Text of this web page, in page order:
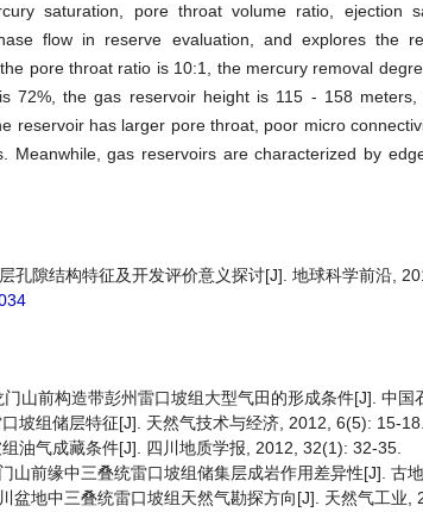
saturation, pore throat volume ratio, ejection
flow in reserve evaluation, and explores the
pore throat ratio is 10:1, the mercury removal
72%, the gas reservoir height is 115 - 158
reservoir has larger pore throat, poor micro
Meanwhile, gas reservoirs are characterized by
孔隙结构特征及开发评价意义探讨[J]. 地球科学前沿,
山前构造带彭州雷口坡组大型气田的形成条件[J]. 中国
坡组储层特征[J]. 天然气技术与经济, 2012, 6(5): 15-18.
油气成藏条件[J]. 四川地质学报, 2012, 32(1): 32-35.
山前缘中三叠统雷口坡组储集层成岩作用差异性[J]. 古
盆地中三叠统雷口坡组天然气勘探方向[J]. 天然气工业,